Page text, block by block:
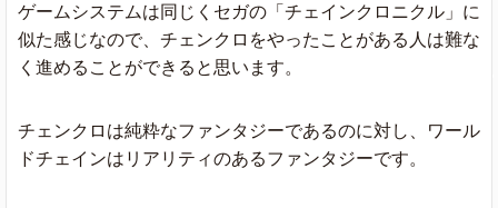
ゲームシステムは同じくセガの「チェインクロニクル」に
似た感じなので、チェンクロをやったことがある人は難な
く進めることができると思います。
チェンクロは純粋なファンタジーであるのに対し、ワール
ドチェインはリアリティのあるファンタジーです。